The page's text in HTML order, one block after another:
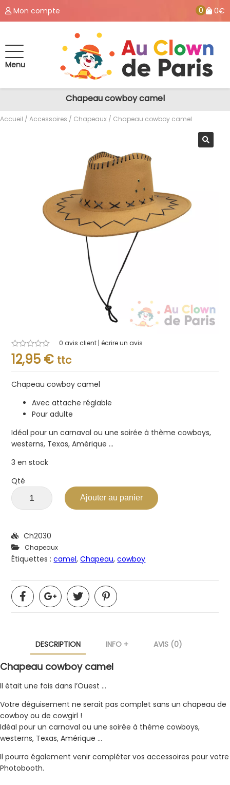
Mon compte 0 0€
Menu
Chapeau cowboy camel
Accueil / Accessoires / Chapeaux / Chapeau cowboy camel
Note
0.001
sur
0 avis client | écrire un avis
12,95 € ttc
Chapeau cowboy camel
Avec attache réglable
Pour adulte
Idéal pour un carnaval ou une soirée à thème cowboys,
westerns, Texas, Amérique …
3 en stock
Qté
Ajouter au panier
Ch2030
Chapeaux
Étiquettes :camel,Chapeau,cowboy
DESCRIPTION INFO + AVIS (0)
Chapeau cowboy camel
Il était une fois dans l’Ouest …
Votre déguisement ne serait pas complet sans un chapeau de
cowboy ou de cowgirl !
Idéal pour un carnaval ou une soirée à thème cowboys,
westerns, Texas, Amérique …
Il pourra également venir compléter vos accessoires pour votre
Photobooth.